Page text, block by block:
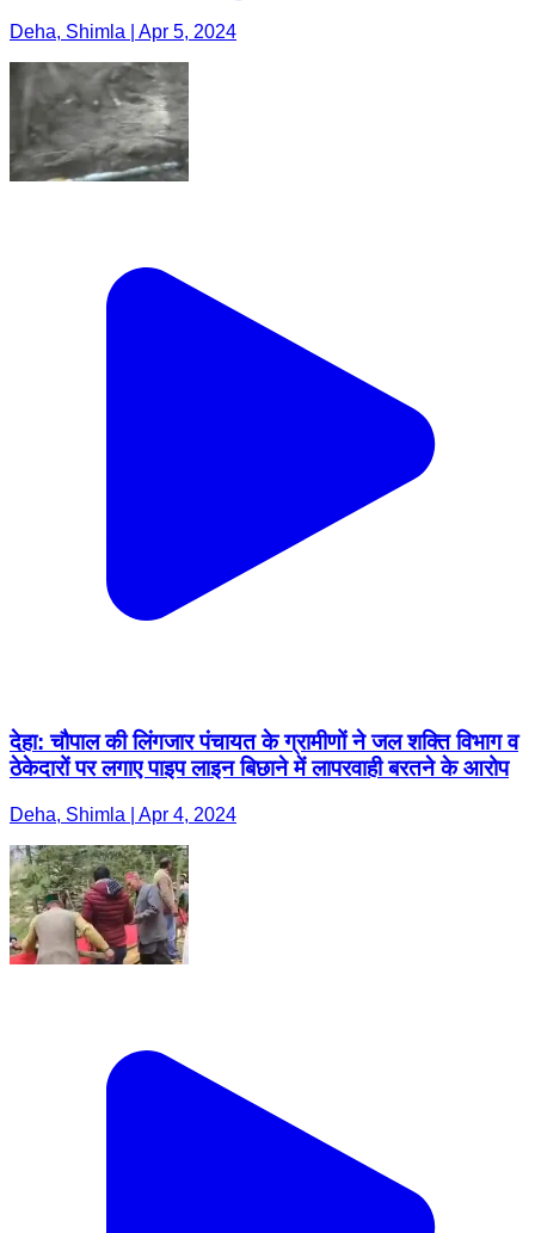
Deha, Shimla | Apr 5, 2024
देहा: चौपाल की लिंगजार पंचायत के ग्रामीणों ने जल शक्ति विभाग व
ठेकेदारों पर लगाए पाइप लाइन बिछाने में लापरवाही बरतने के आरोप
Deha, Shimla | Apr 4, 2024